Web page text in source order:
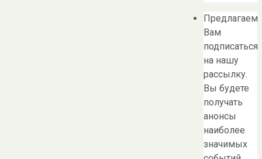
Предлагаем
Вам
подписаться
на нашу
рассылку.
Вы будете
получать
анонсы
наиболее
значимых